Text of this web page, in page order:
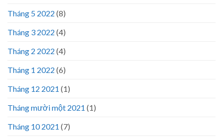
Tháng 5 2022 (8)
Tháng 3 2022 (4)
Tháng 2 2022 (4)
Tháng 1 2022 (6)
Tháng 12 2021 (1)
Tháng mười một 2021 (1)
Tháng 10 2021 (7)